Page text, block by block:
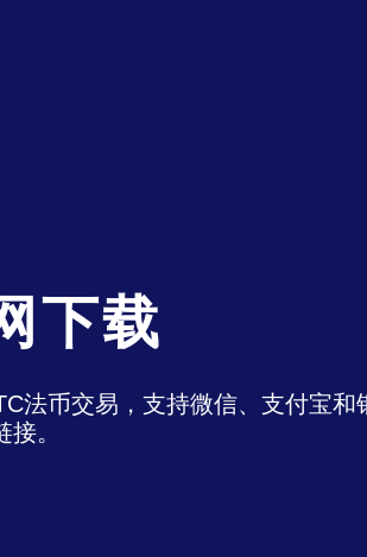
下载
法币交易，支持微信、支付宝和
。